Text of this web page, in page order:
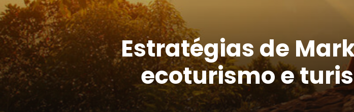
Estratégias de
ecoturismo e